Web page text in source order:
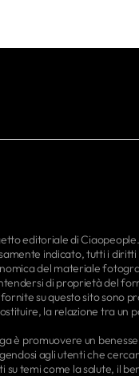
editoriale di Ciaopeople.
indicato, tutti i
del materiale
di proprietà del
su questo sito sono
la relazione tra un
è promuovere un
agli utenti che
temi come la salute, il